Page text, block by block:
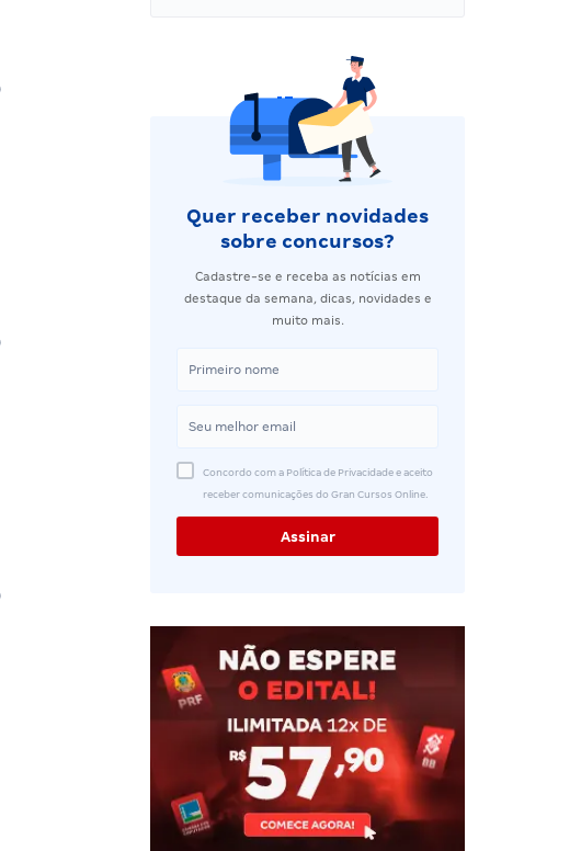
Quer receber novidades
sobre concursos?
Cadastre-se e receba as notícias em
destaque da semana, dicas, novidades e
muito mais.
Concordo com a Política de Privacidade e aceito
receber comunicações do Gran Cursos Online.